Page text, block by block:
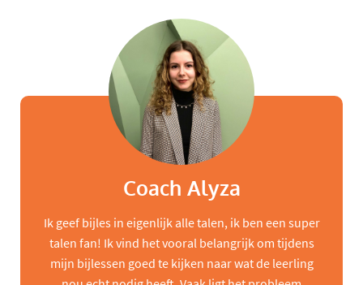
Coach Alyza
Ik geef bijles in eigenlijk alle talen, ik ben een super
talen fan! Ik vind het vooral belangrijk om tijdens
mijn bijlessen goed te kijken naar wat de leerling